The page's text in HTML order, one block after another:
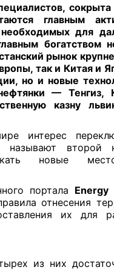
сокрыта
главным
для
богатством
рынок
так и Китая и
но и новые
— Тенгиз,
казну
интерес
называют второй
новые
портала Energy
отнесения
их для
из них